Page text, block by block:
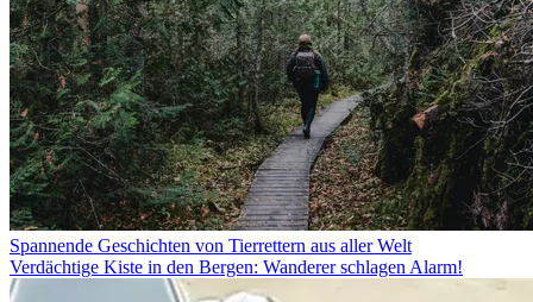
Spannende Geschichten von Tierrettern aus aller Welt
Verdächtige Kiste in den Bergen: Wanderer schlagen Alarm!